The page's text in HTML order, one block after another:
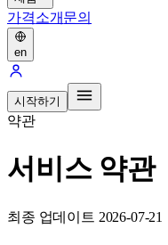
가격소개문의
en
시작하기
약관
서비스 약관
최종 업데이트 2026-07-21